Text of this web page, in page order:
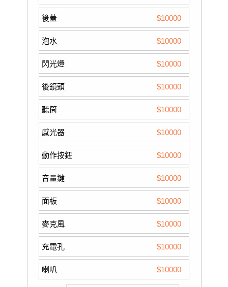
後蓋 $10000
泡水 $10000
閃光燈 $10000
後鏡頭 $10000
聽筒 $10000
感光器 $10000
動作按鈕 $10000
音量鍵 $10000
面板 $10000
麥克風 $10000
充電孔 $10000
喇叭 $10000